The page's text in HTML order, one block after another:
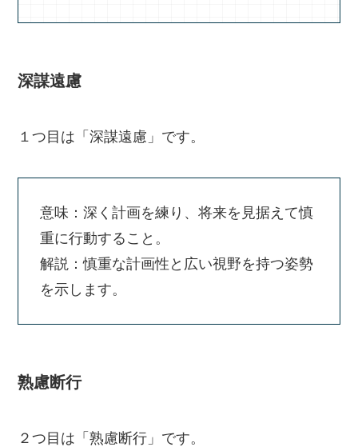
深謀遠慮
１つ目は「深謀遠慮」です。
意味：深く計画を練り、将来を見据えて慎
重に行動すること。
解説：慎重な計画性と広い視野を持つ姿勢
を示します。
熟慮断行
２つ目は「熟慮断行」です。